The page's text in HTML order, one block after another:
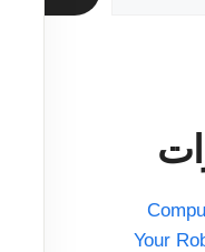
Your